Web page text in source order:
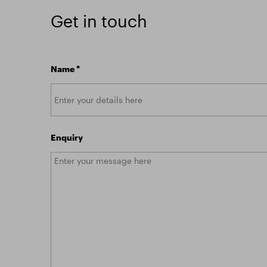
Get in touch
Name*
Enquiry